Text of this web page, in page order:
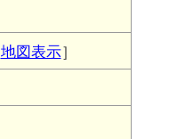
地図表示］